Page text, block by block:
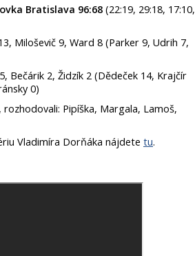
Bratislava 96:68 (22:19, 29:18, 17:10,
Miloševič 9, Ward 8 (Parker 9, Udrih 7,
Bečárik 2, Židzík 2 (Dědeček 14, Krajčír
0)
Pipíška, Margala, Lamoš,
Vladimíra Dorňáka nájdete tu.